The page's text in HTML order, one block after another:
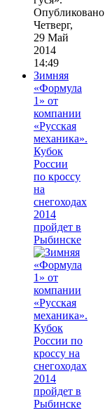
Опубликовано
Четверг,
29 Май
2014
14:49
Зимняя
«Формула
1» от
компании
«Русская
механика».
Кубок
России
по кроссу
на
снегоходах
2014
пройдет в
Рыбинске